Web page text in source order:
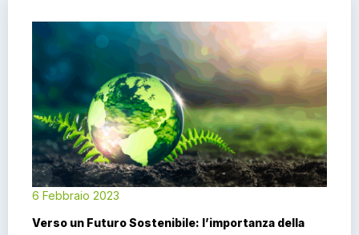
6 Febbraio 2023
Verso un Futuro Sostenibile: l’importanza della